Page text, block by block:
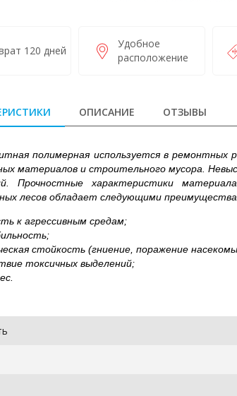
120 дней
Удобное
расположение
ОПИСАНИЕ ОТЗЫВЫ
полимерная используется в ремонтных
материалов и строительного мусора.
Прочностные характеристики
лесов обладает следующими
к агрессивным средам;
стойкость (гниение, поражение
токсичных выделений;